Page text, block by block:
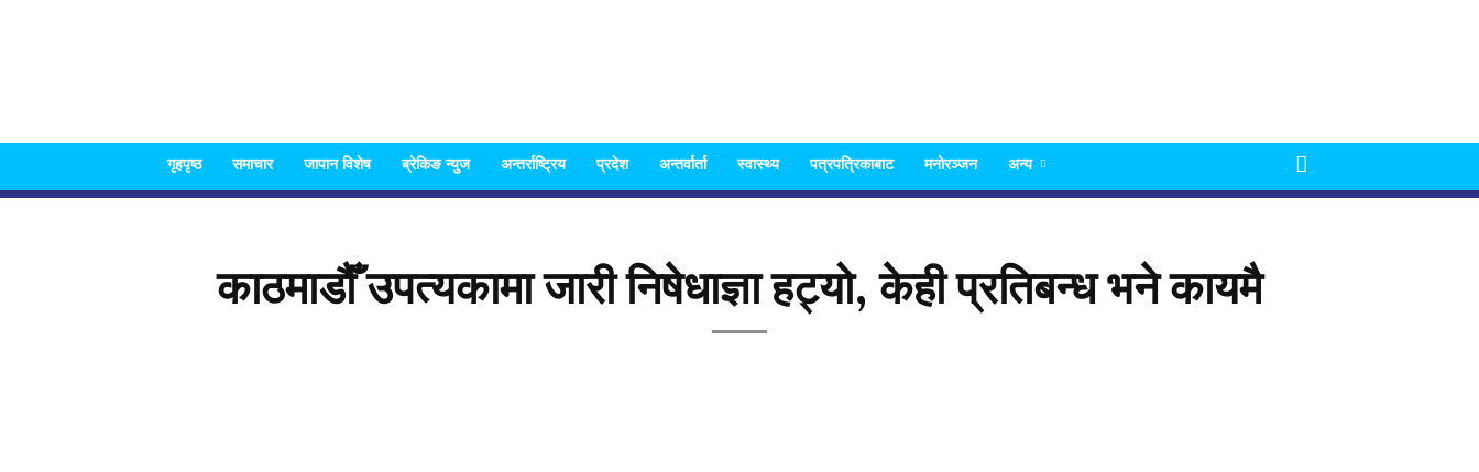
Nispakshya
News
गृहपृष्ठ समाचार जापान विशेष ब्रेकिङ न्युज अन्तर्राष्ट्रिय प्रदेश अन्तर्वार्ता स्वास्थ्य पत्रपत्रिकाबाट मनोरञ्जन अन्य
काठमाडौँ उपत्यकामा जारी निषेधाज्ञा हट्यो, केही प्रतिबन्ध भने कायमै